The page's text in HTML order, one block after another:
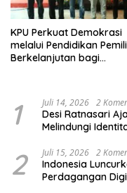
KPU Perkuat Demokrasi
melalui Pendidikan
Berkelanjutan bagi
1 Juli 14, 2026 2
Desi Ratnasari
Melindungi
2 Juli 15, 2026 2
Indonesia
Perdagangan